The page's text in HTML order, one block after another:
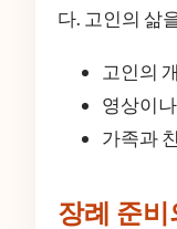
다. 고인의 삶
고인의
영상이
가족과
장례 준비